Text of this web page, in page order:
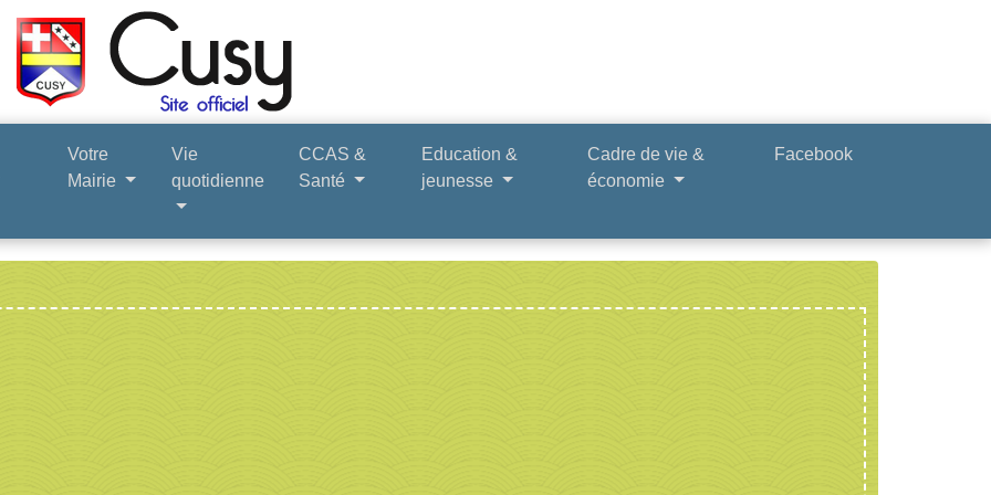
Votre
Mairie
Vie
quotidienne
CCAS &
Santé
Education &
jeunesse
Cadre de vie &
économie
Facebook